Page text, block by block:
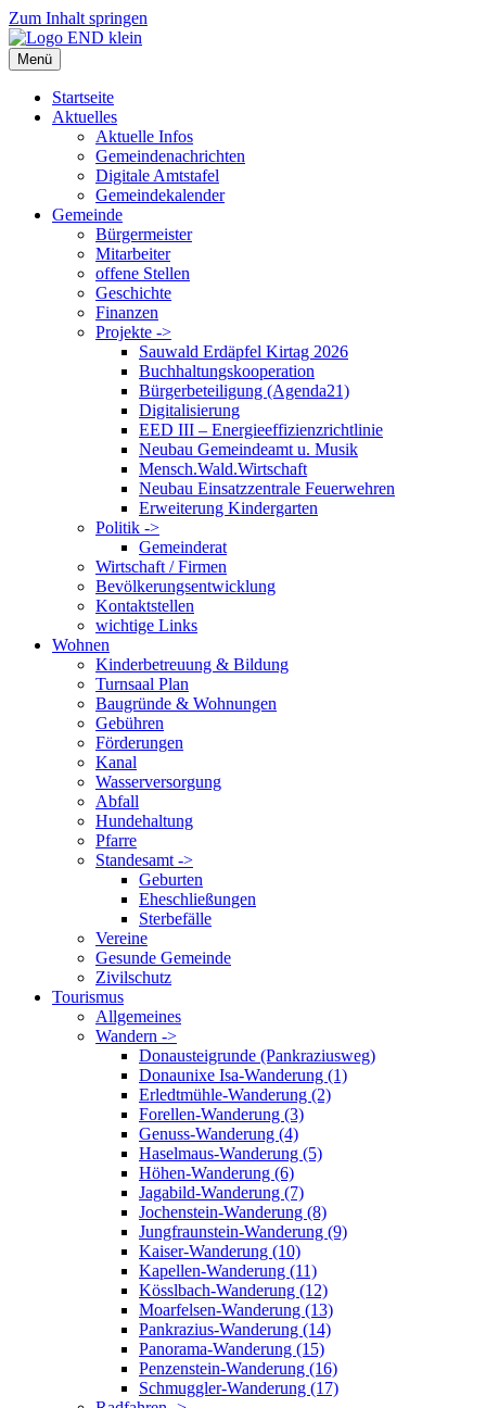
Zum Inhalt springen
Menü
Startseite
Aktuelles
Aktuelle Infos
Gemeindenachrichten
Digitale Amtstafel
Gemeindekalender
Gemeinde
Bürgermeister
Mitarbeiter
offene Stellen
Geschichte
Finanzen
Projekte ->
Sauwald Erdäpfel Kirtag 2026
Buchhaltungskooperation
Bürgerbeteiligung (Agenda21)
Digitalisierung
EED III – Energieeffizienzrichtlinie
Neubau Gemeindeamt u. Musik
Mensch.Wald.Wirtschaft
Neubau Einsatzzentrale Feuerwehren
Erweiterung Kindergarten
Politik ->
Gemeinderat
Wirtschaft / Firmen
Bevölkerungsentwicklung
Kontaktstellen
wichtige Links
Wohnen
Kinderbetreuung & Bildung
Turnsaal Plan
Baugründe & Wohnungen
Gebühren
Förderungen
Kanal
Wasserversorgung
Abfall
Hundehaltung
Pfarre
Standesamt ->
Geburten
Eheschließungen
Sterbefälle
Vereine
Gesunde Gemeinde
Zivilschutz
Tourismus
Allgemeines
Wandern ->
Donausteigrunde (Pankraziusweg)
Donaunixe Isa-Wanderung (1)
Erledtmühle-Wanderung (2)
Forellen-Wanderung (3)
Genuss-Wanderung (4)
Haselmaus-Wanderung (5)
Höhen-Wanderung (6)
Jagabild-Wanderung (7)
Jochenstein-Wanderung (8)
Jungfraunstein-Wanderung (9)
Kaiser-Wanderung (10)
Kapellen-Wanderung (11)
Kösslbach-Wanderung (12)
Moarfelsen-Wanderung (13)
Pankrazius-Wanderung (14)
Panorama-Wanderung (15)
Penzenstein-Wanderung (16)
Schmuggler-Wanderung (17)